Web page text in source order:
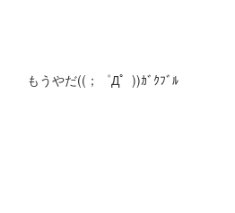
もうやだ((；゜Д゜))ｶﾞｸﾌﾞﾙ